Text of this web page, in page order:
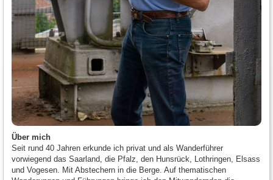
Über mich
Seit rund 40 Jahren erkunde ich privat und als Wanderführer
vorwiegend das Saarland, die Pfalz, den Hunsrück, Lothringen, Elsass
und Vogesen. Mit Abstechern in die Berge. Auf thematischen